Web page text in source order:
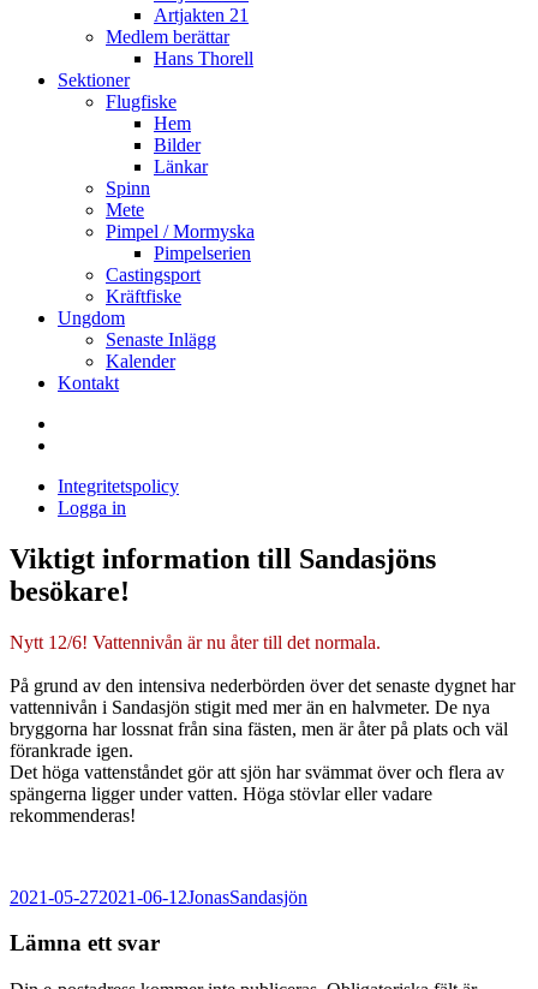
Artjakten 21
Medlem berättar
Hans Thorell
Sektioner
Flugfiske
Hem
Bilder
Länkar
Spinn
Mete
Pimpel / Mormyska
Pimpelserien
Castingsport
Kräftfiske
Ungdom
Senaste Inlägg
Kalender
Kontakt
Sandasjön
Integritetspolicy
Logga in
Viktigt information till Sandasjöns
besökare!
Nytt 12/6! Vattennivån är nu åter till det normala.
På grund av den intensiva nederbörden över det senaste dygnet har
vattennivån i Sandasjön stigit med mer än en halvmeter. De nya
bryggorna har lossnat från sina fästen, men är åter på plats och väl
förankrade igen.
Det höga vattenståndet gör att sjön har svämmat över och flera av
spängerna ligger under vatten. Höga stövlar eller vadare
rekommenderas!
Postat
2021-05-272021-06-12Författare
JonasKategorier
Sandasjön
Lämna ett svar